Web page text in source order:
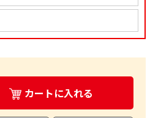
カートに入れる